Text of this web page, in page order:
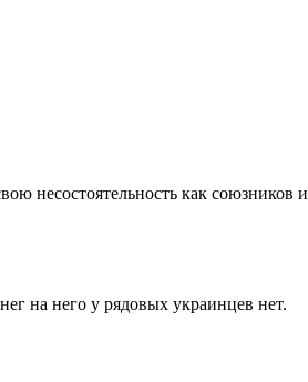
несостоятельность как союзников и
на него у рядовых украинцев нет.